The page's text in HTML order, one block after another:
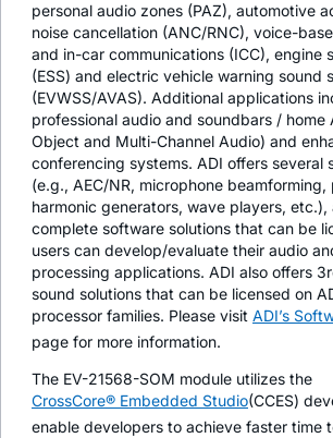
personal audio zones (PAZ), automotive
noise cancellation (ANC/RNC), voice-
and in-car communications (ICC), engine
(ESS) and electric vehicle warning sound
(EVWSS/AVAS). Additional applications
professional audio and soundbars / home
Object and Multi-Channel Audio) and
conferencing systems. ADI offers several
(e.g., AEC/NR, microphone
harmonic generators, wave players, etc.),
complete software solutions that can be
users can develop/evaluate their audio
processing applications. ADI also offers
sound solutions that can be licensed on
processor families. Please visit ADI’s
page for more information.
The EV-21568-SOM module utilizes the
CrossCore® Embedded Studio(CCES)
enable developers to achieve faster time